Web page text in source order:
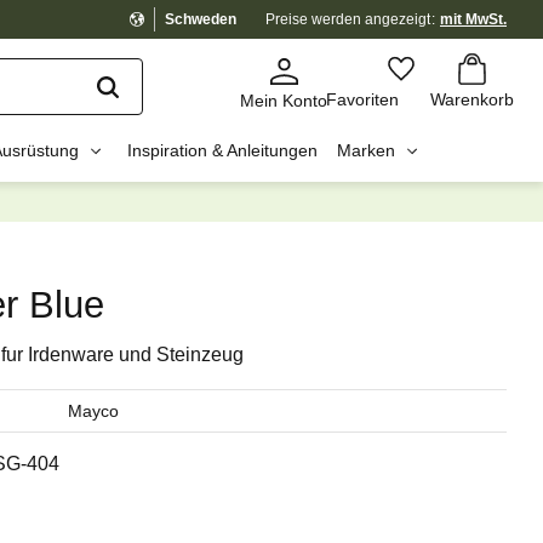
Schweden Preise werden angezeigt mit MwSt.
Mein KontoFavoriten Warenkorb
Favoriten
Warenkorb
Inspiration & Anleitungen Marken
Blue
Irdenware und Steinzeug
404
Mayco